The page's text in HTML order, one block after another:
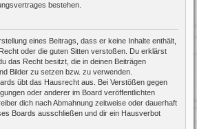
bestehen.
eines Beitrags, dass er keine Inhalte enthält,
oder die guten Sitten verstoßen. Du erklärst
das Recht besitzt, die in deinen Beiträgen
Bilder zu setzen bzw. zu verwenden.
übt das Hausrecht aus. Bei Verstößen gegen
oder anderer im Board veröffentlichten
dich nach Abmahnung zeitweise oder dauerhaft
Boards ausschließen und dir ein Hausverbot